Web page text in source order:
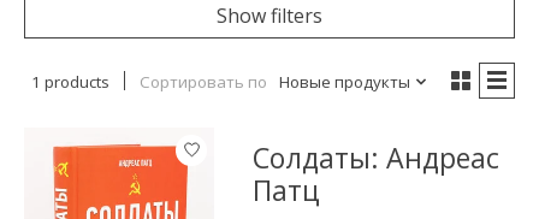
Show filters
1 products Сортировать по Новые продукты
Солдаты: Андреас
Патц